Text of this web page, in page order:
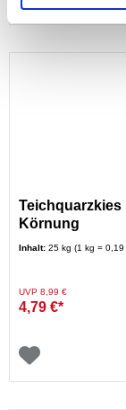
Teichquarzkies
Körnung
Inhalt: 25 kg (1 kg = 0,19
Preis reduziert von
UVP 8,99 €auf
4,79 €*